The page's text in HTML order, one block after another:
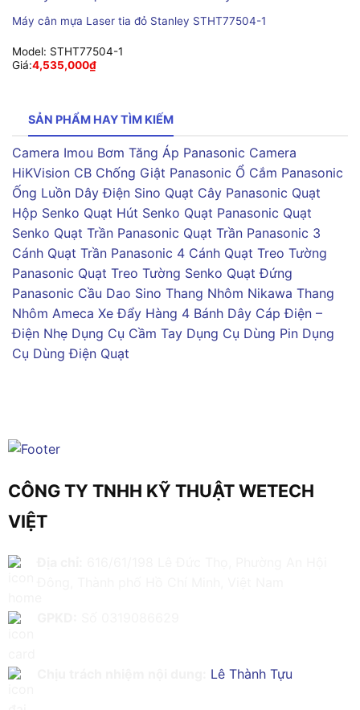
Máy cân mựa Laser tia đỏ Stanley STHT77504-1
Model: STHT77504-1
Giá:4,535,000₫
SẢN PHẨM HAY TÌM KIẾM
Camera Imou Bơm Tăng Áp Panasonic Camera
HiKVision CB Chống Giật Panasonic Ổ Cắm Panasonic
Ống Luồn Dây Điện Sino Quạt Cây Panasonic Quạt
Hộp Senko Quạt Hút Senko Quạt Panasonic Quạt
Senko Quạt Trần Panasonic Quạt Trần Panasonic 3
Cánh Quạt Trần Panasonic 4 Cánh Quạt Treo Tường
Panasonic Quạt Treo Tường Senko Quạt Đứng
Panasonic Cầu Dao Sino Thang Nhôm Nikawa Thang
Nhôm Ameca Xe Đẩy Hàng 4 Bánh Dây Cáp Điện –
Điện Nhẹ Dụng Cụ Cầm Tay Dụng Cụ Dùng Pin Dụng
Cụ Dùng Điện Quạt
CÔNG TY TNHH KỸ THUẬT WETECH
VIỆT
Lê Thành Tựu